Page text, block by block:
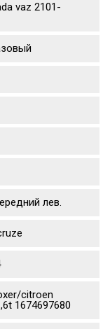
vaz 2101-
лев.
citroen
1674697680